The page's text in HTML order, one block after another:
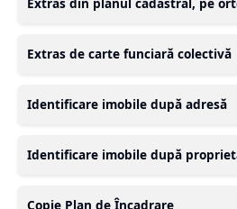
Extras de carte funciară colectivă
Identificare imobile după adresă
Identificare imobile după
Copie Plan de Încadrare